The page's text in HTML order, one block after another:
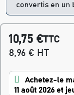
convertis en un
10,75 €TTC
8,96 € HT
Achetez-le
11 août 2026 et